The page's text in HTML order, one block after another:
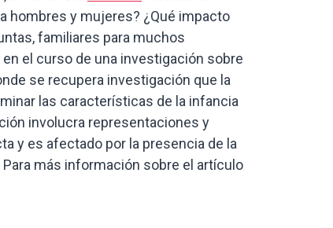
hombres y mujeres? ¿Qué impacto
familiares para muchos
el curso de una investigación sobre
se recupera investigación que la
las características de la infancia
involucra representaciones y
y es afectado por la presencia de la
más información sobre el artículo